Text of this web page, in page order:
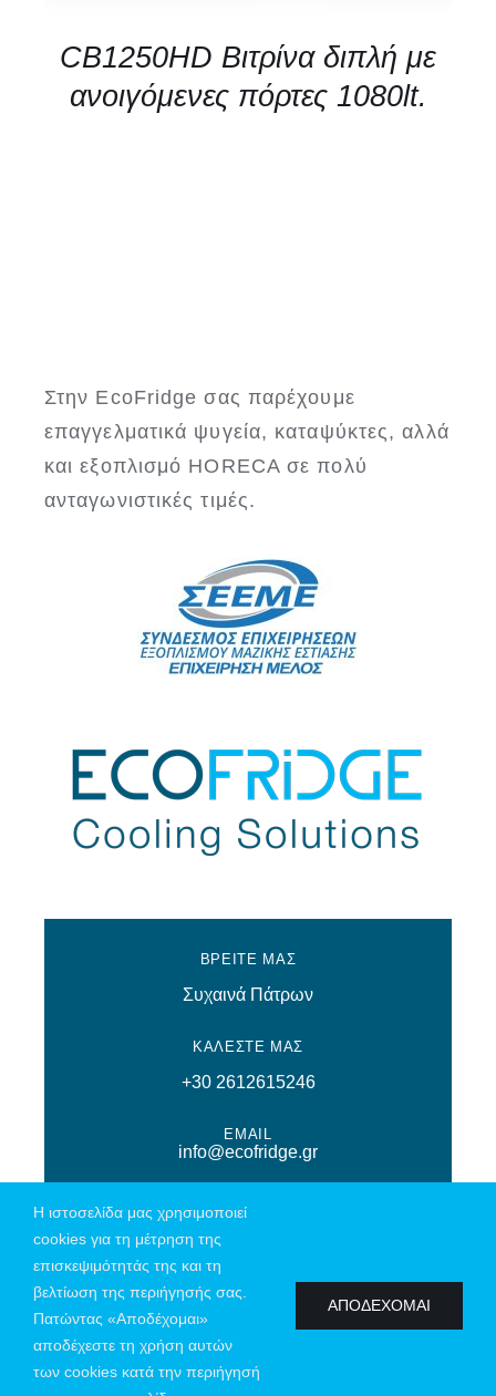
CB1250HD Βιτρίνα διπλή με
ανοιγόμενες πόρτες 1080lt.
Στην EcoFridge σας παρέχουμε
επαγγελματικά ψυγεία, καταψύκτες, αλλά
και εξοπλισμό HORECA σε πολύ
ανταγωνιστικές τιμές.
ΒΡΕΙΤΕ ΜΑΣ
Συχαινά Πάτρων
ΚΑΛΕΣΤΕ ΜΑΣ
+30 2612615246
EMAIL
info@ecofridge.gr
© Copyright 2026 | All Rights Reserved | Powered by
Πολιτική Απορρήτου
Η ιστοσελίδα μας χρησιμοποιεί
cookies για τη μέτρηση της
επισκεψιμότητάς της και τη
βελτίωση της περιήγησής σας.
Πατώντας «Αποδέχομαι»
αποδέχεστε τη χρήση αυτών
των cookies κατά την περιήγησή
ΑΠΟΔΕΧΟΜΑΙ